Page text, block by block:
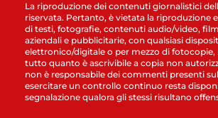
La riproduzione dei contenuti giornalistici
riservata. Pertanto, è vietata la riproduzione e
di testi, fotografie, contenuti audio/video,
aziendali e pubblicitarie, con qualsiasi
elettronico/digitale o per mezzo di fotocopie,
tutto quanto è ascrivibile a copia non
non è responsabile dei commenti presenti
esercitare un controllo continuo resta
segnalazione qualora gli stessi risultano